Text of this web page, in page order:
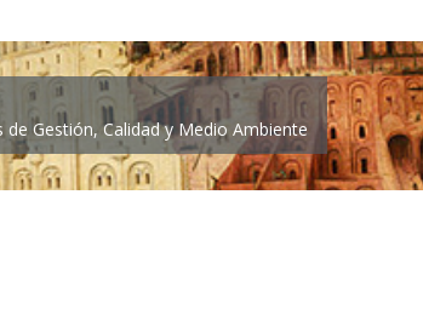
Gestión, Calidad y Medio Ambiente